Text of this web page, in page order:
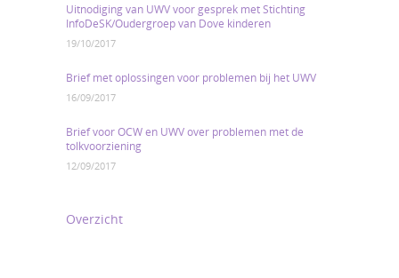
Uitnodiging van UWV voor gesprek met Stichting
InfoDeSK/Oudergroep van Dove kinderen
19/10/2017
Brief met oplossingen voor problemen bij het UWV
16/09/2017
Brief voor OCW en UWV over problemen met de
tolkvoorziening
12/09/2017
Overzicht